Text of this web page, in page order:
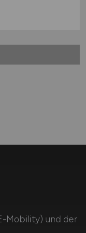
Mobility) und der